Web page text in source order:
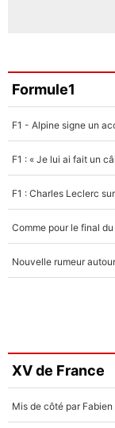
Formule1
XV de France